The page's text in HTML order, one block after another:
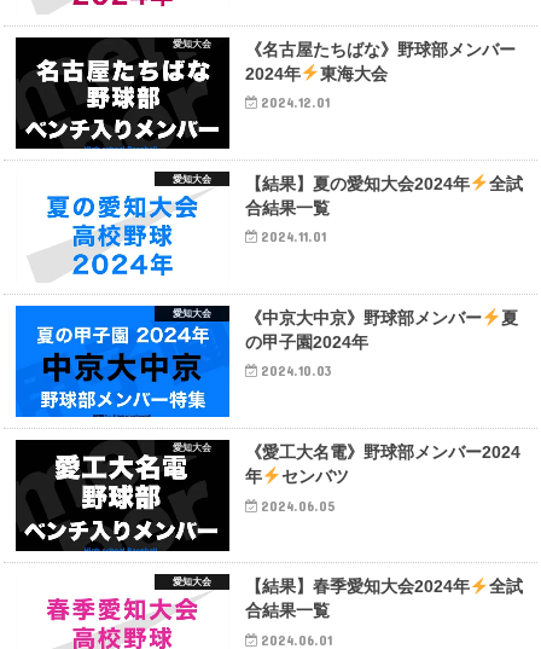
愛知大会
《名古屋たちばな》野球部メンバー
2024年
東海大会
2024.12.01
愛知大会 【結果】夏の愛知大会2024年
全試
合結果一覧
2024.11.01
愛知大会 《中京大中京》野球部メンバー
夏
の甲子園2024年
2024.10.03
愛知大会
《愛工大名電》野球部メンバー2024
年
センバツ
2024.06.05
愛知大会 【結果】春季愛知大会2024年
全試
合結果一覧
2024.06.01